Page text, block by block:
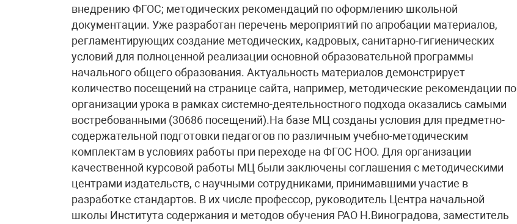
внедрению ФГОС; методических рекомендаций по оформлению школьной
документации. Уже разработан перечень мероприятий по апробации материалов,
регламентирующих создание методических, кадровых, санитарно-гигиенических
условий для полноценной реализации основной образовательной программы
начального общего образования. Актуальность материалов демонстрирует
количество посещений на странице сайта, например, методические рекомендации по
организации урока в рамках системно-деятельностного подхода оказались самыми
востребованными (30686 посещений).На базе МЦ созданы условия для предметно-
содержательной подготовки педагогов по различным учебно-методическим
комплектам в условиях работы при переходе на ФГОС НОО. Для организации
качественной курсовой работы МЦ были заключены соглашения с методическими
центрами издательств, с научными сотрудниками, принимавшими участие в
разработке стандартов. В их числе профессор, руководитель Центра начальной
школы Института содержания и методов обучения РАО Н.Виноградова, заместитель